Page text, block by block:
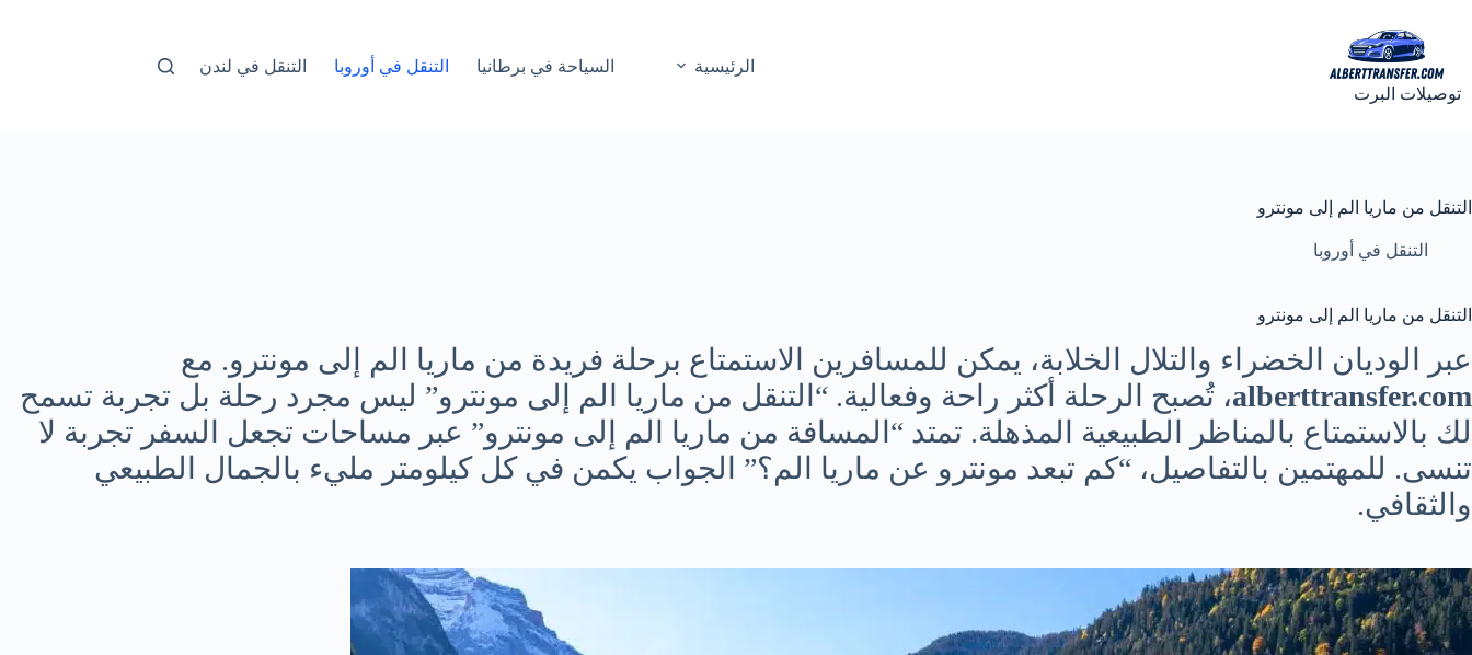
المحتوى
توصيلات البرت
الرئيسية السياحة في برطانيا التنقل في أوروبا التنقل في لندن
التنقل من ماريا الم إلى مونترو
التنقل في أوروبا
التنقل من ماريا الم إلى مونترو
عبر الوديان الخضراء والتلال الخلابة، يمكن للمسافرين الاستمتاع برحلة فريدة من ماريا الم إلى مونترو. مع
alberttransfer.com، تُصبح الرحلة أكثر راحة وفعالية. “التنقل من ماريا الم إلى مونترو” ليس مجرد رحلة بل تجربة تسمح
لك بالاستمتاع بالمناظر الطبيعية المذهلة. تمتد “المسافة من ماريا الم إلى مونترو” عبر مساحات تجعل السفر تجربة لا
تنسى. للمهتمين بالتفاصيل، “كم تبعد مونترو عن ماريا الم؟” الجواب يكمن في كل كيلومتر مليء بالجمال الطبيعي
والثقافي.